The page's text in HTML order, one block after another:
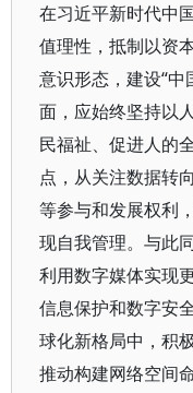
在习近平新时代中
值理性，抵制以资
意识形态，建设“
面，应始终坚持以
民福祉、促进人的
点，从关注数据转
等参与和发展权利
现自我管理。与此
利用数字媒体实现
信息保护和数字安
球化新格局中，积
推动构建网络空间